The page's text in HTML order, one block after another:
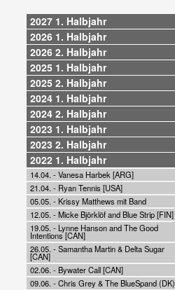
2027 1. Halbjahr
2026 1. Halbjahr
2026 2. Halbjahr
2025 1. Halbjahr
2025 2. Halbjahr
2024 1. Halbjahr
2024 2. Halbjahr
2023 1. Halbjahr
2023 2. Halbjahr
2022 1. Halbjahr
14.04. - Vanesa Harbek [ARG]
21.04. - Ryan Tennis [USA]
05.05. - Krissy Matthews mit Band
12.05. - Micke Björklöf and Blue Strip [FIN]
19.05. - Lynne Hanson and The Good
Intentions [CAN]
26.05. - Samantha Martin & Delta Sugar
[CAN]
02.06. - Bywater Call [CAN]
09.06. - Chris Grey & The BlueSpand (DK)